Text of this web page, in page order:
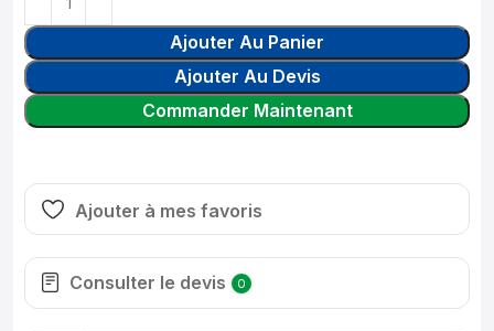
Ajouter Au Panier
Ajouter Au Devis
Commander Maintenant
Ajouter à mes favoris
Consulter le devis 0